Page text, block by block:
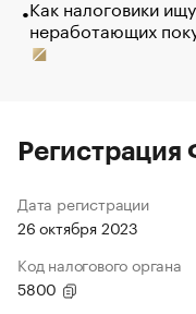
Как налоговики
неработающих
Дата регистрации
26 октября 2023
Код налогового органа
5800